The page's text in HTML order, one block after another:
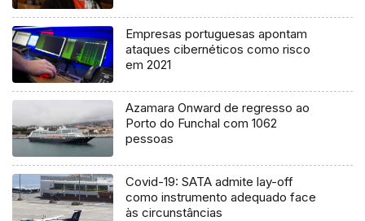
Empresas portuguesas apontam
ataques cibernéticos como risco
em 2021
Azamara Onward de regresso ao
Porto do Funchal com 1062
pessoas
Covid-19: SATA admite lay-off
como instrumento adequado face
às circunstâncias